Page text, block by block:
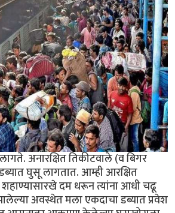
अनारक्षित तिकीटवाले (व बिगर
घुसू लागतात. आम्ही आरक्षित
शहाण्यासारखे दम धरून त्यांना आधी चढू
अवस्थेत मला एकदाचा डब्यात प्रवेश